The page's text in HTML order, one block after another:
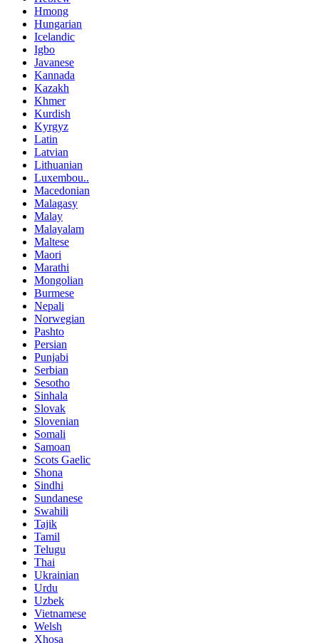
Hmong
Hungarian
Icelandic
Igbo
Javanese
Kannada
Kazakh
Khmer
Kurdish
Kyrgyz
Latin
Latvian
Lithuanian
Luxembou..
Macedonian
Malagasy
Malay
Malayalam
Maltese
Maori
Marathi
Mongolian
Burmese
Nepali
Norwegian
Pashto
Persian
Punjabi
Serbian
Sesotho
Sinhala
Slovak
Slovenian
Somali
Samoan
Scots Gaelic
Shona
Sindhi
Sundanese
Swahili
Tajik
Tamil
Telugu
Thai
Ukrainian
Urdu
Uzbek
Vietnamese
Welsh
Xhosa